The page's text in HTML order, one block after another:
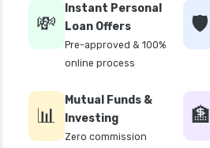
💸
Instant Personal
Loan Offers
Pre-approved & 100%
online process
🛡️
📊
Mutual Funds &
Investing
Zero commission
🏦